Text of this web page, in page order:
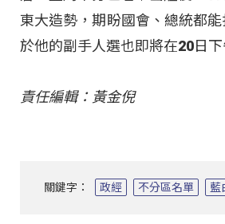
東大造勢，期盼國會、總統都
於他的副手人選也即將在20日下
責任編輯：黃金倪
關鍵字： 政經 不分區名單 藍